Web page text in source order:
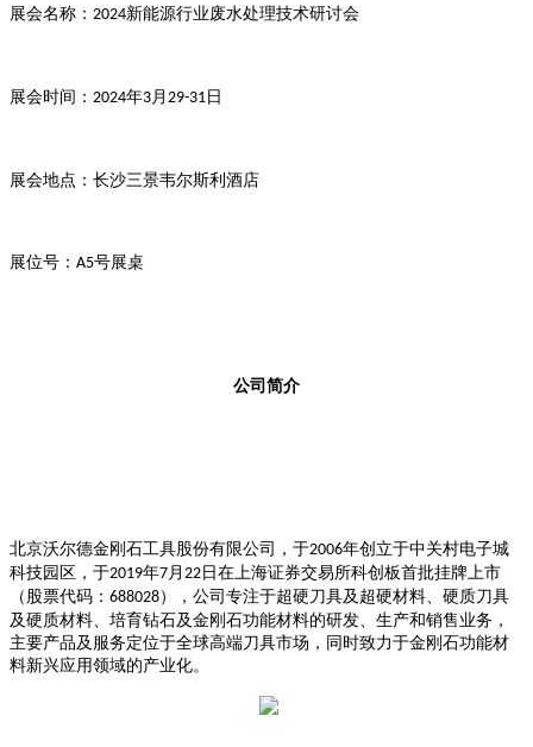
展会名称： 2024新能源行业废水处理技术研讨会
展会时间： 2024年3月 29-31 日
展会地点：长沙三景韦尔斯利酒店
展位号： A5号展桌
公司简介
北京沃尔德金刚石工具股份有限公司，于2006年创立于中关村电子城
科技园区，于2019年7月 22 日在上海证券交易所科创板首批挂牌上市
（股票代码： 688028），公司专注于超硬刀具及超硬材料、硬质刀具
及硬质材料、培育钻石及金刚石功能材料的研发、生产和销售业务，
主要产品及服务定位于全球高端刀具市场，同时致力于金刚石功能材
料新兴应用领域的产业化。